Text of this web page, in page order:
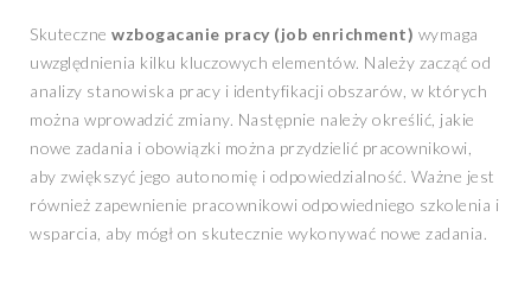
Skuteczne wzbogacanie pracy (job enrichment) wymaga
uwzględnienia kilku kluczowych elementów. Należy zacząć od
analizy stanowiska pracy i identyfikacji obszarów, w których
można wprowadzić zmiany. Następnie należy określić, jakie
nowe zadania i obowiązki można przydzielić pracownikowi,
aby zwiększyć jego autonomię i odpowiedzialność. Ważne jest
również zapewnienie pracownikowi odpowiedniego szkolenia i
wsparcia, aby mógł on skutecznie wykonywać nowe zadania.